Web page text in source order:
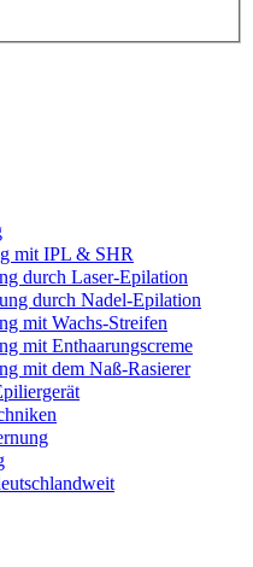
mit IPL & SHR
durch Laser-Epilation
durch Nadel-Epilation
mit Wachs-Streifen
mit Enthaarungscreme
mit dem Naß-Rasierer